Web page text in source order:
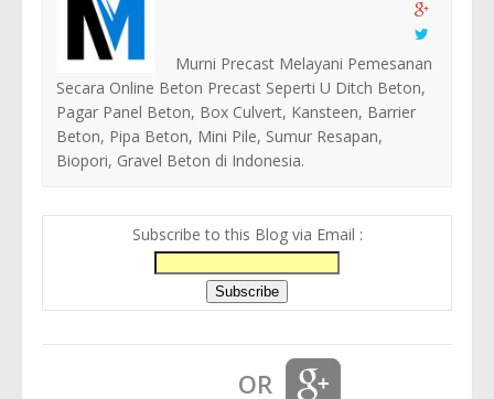
Murni Precast Melayani Pemesanan
Secara Online Beton Precast Seperti U Ditch Beton,
Pagar Panel Beton, Box Culvert, Kansteen, Barrier
Beton, Pipa Beton, Mini Pile, Sumur Resapan,
Biopori, Gravel Beton di Indonesia.
Subscribe to this Blog via Email :
OR